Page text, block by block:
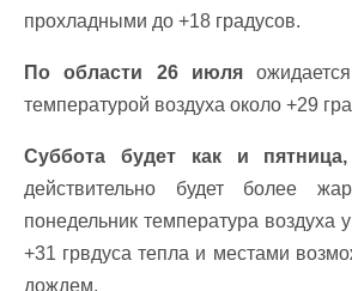
прохладными до +18 градусов.
По области 26 июля
температурой воздуха около +29
Суббота будет как и
действительно будет более
понедельник температура воздуха
+31 грвдуса тепла и местами
дождем.